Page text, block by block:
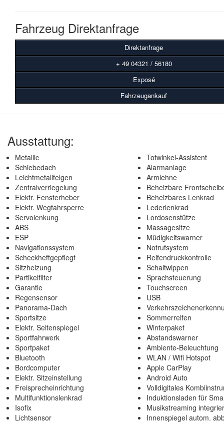
Fahrzeug Direktanfrage
Direktanfrage
+ 49 04321 / 56180
Exposé
Fahrzeugankauf
Ausstattung:
Metallic
Schiebedach
Leichtmetallfelgen
Zentralverriegelung
Elektr. Fensterheber
Elektr. Wegfahrsperre
Servolenkung
ABS
ESP
Navigationssystem
Scheckheftgepflegt
Sitzheizung
Partikelfilter
Garantie
Regensensor
Panorama-Dach
Sportsitze
Elektr. Seitenspiegel
Sportfahrwerk
Sportpaket
Bluetooth
Bordcomputer
Elektr. Sitzeinstellung
Freisprecheinrichtung
Multifunktionslenkrad
Isofix
Lichtsensor
Totwinkel-Assistent
Alarmanlage
Armlehne
Beheizbare
Beheizbares Lenkrad
Lederlenkrad
Lordosenstütze
Massagesitze
Müdigkeitswarner
Notrufsystem
Reifendruckkontrolle
Schaltwippen
Sprachsteuerung
Touchscreen
USB
Sommerreifen
Winterpaket
Abstandswarner
Ambiente-Beleuchtung
WLAN / Wifi Hotspot
Apple CarPlay
Android Auto
Volldigitales
Induktionsladen für
Musikstreaming
Innenspiegel autom.